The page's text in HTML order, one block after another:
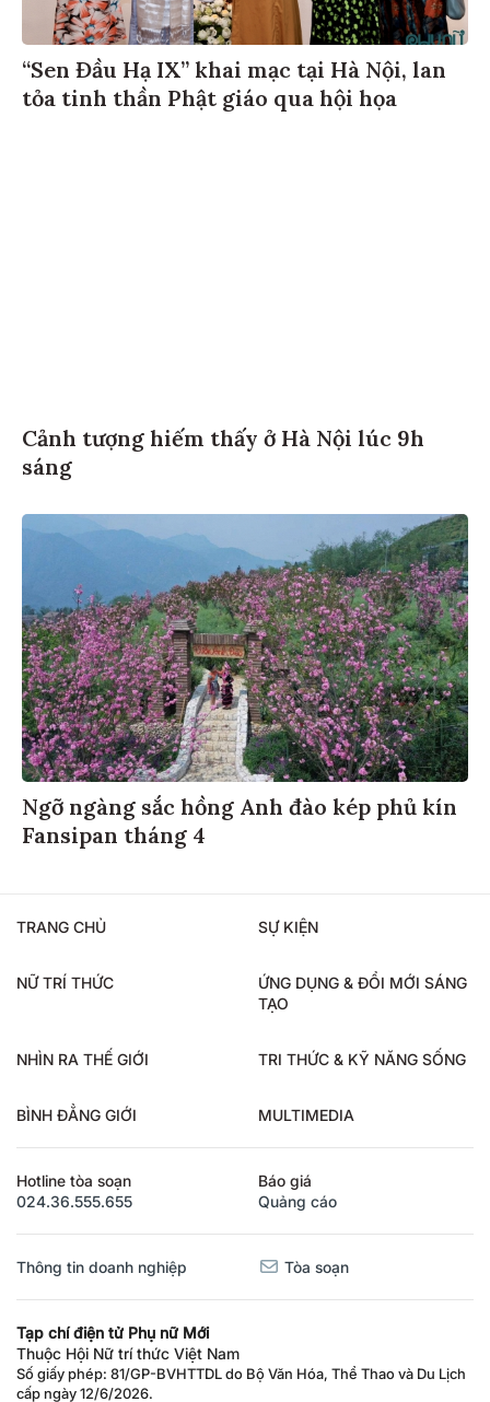
“Sen Đầu Hạ IX” khai mạc tại Hà Nội, lan
tỏa tinh thần Phật giáo qua hội họa
Cảnh tượng hiếm thấy ở Hà Nội lúc 9h
sáng
Ngỡ ngàng sắc hồng Anh đào kép phủ kín
Fansipan tháng 4
TRANG CHỦ SỰ KIỆN
NỮ TRÍ THỨC
ỨNG DỤNG & ĐỔI MỚI SÁNG
TẠO
NHÌN RA THẾ GIỚI TRI THỨC & KỸ NĂNG SỐNG
BÌNH ĐẲNG GIỚI MULTIMEDIA
Hotline tòa soạn
024.36.555.655
Báo giá
Quảng cáo
Thông tin doanh nghiệp Tòa soạn
Tạp chí điện tử Phụ nữ Mới
Thuộc Hội Nữ trí thức Việt Nam
Số giấy phép: 81/GP-BVHTTDL do Bộ Văn Hóa, Thể Thao và Du Lịch
cấp ngày 12/6/2026.